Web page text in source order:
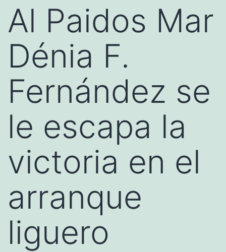
Al Paidos Mar
Dénia F.
Fernández se
le escapa la
victoria en el
arranque
liguero